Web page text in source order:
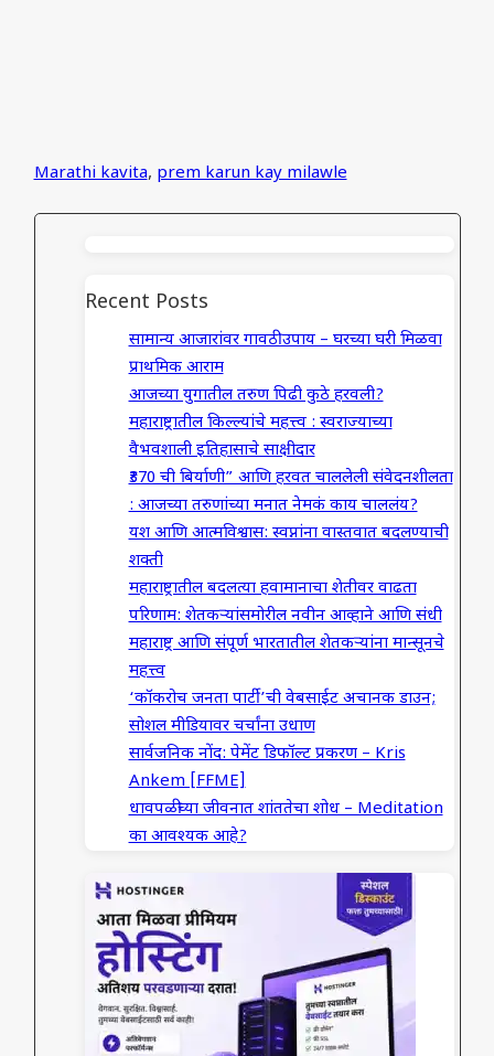
Marathi kavita, prem karun kay milawle
Recent Posts
सामान्य आजारांवर गावठी उपाय – घरच्या घरी मिळवा
प्राथमिक आराम
आजच्या युगातील तरुण पिढी कुठे हरवली?
महाराष्ट्रातील किल्ल्यांचे महत्त्व : स्वराज्याच्या
वैभवशाली इतिहासाचे साक्षीदार
₹370 ची बिर्याणी” आणि हरवत चाललेली संवेदनशीलता
: आजच्या तरुणांच्या मनात नेमकं काय चाललंय?
यश आणि आत्मविश्वास: स्वप्नांना वास्तवात बदलण्याची
शक्ती
महाराष्ट्रातील बदलत्या हवामानाचा शेतीवर वाढता
परिणाम: शेतकऱ्यांसमोरील नवीन आव्हाने आणि संधी
महाराष्ट्र आणि संपूर्ण भारतातील शेतकऱ्यांना मान्सूनचे
महत्त्व
‘कॉकरोच जनता पार्टी’ची वेबसाईट अचानक डाउन;
सोशल मीडियावर चर्चांना उधाण
सार्वजनिक नोंद: पेमेंट डिफॉल्ट प्रकरण – Kris
Ankem [FFME]
धावपळीच्या जीवनात शांततेचा शोध – Meditation
का आवश्यक आहे?